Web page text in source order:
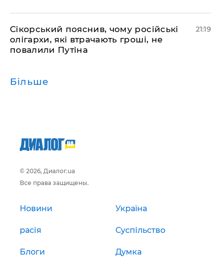
​Сікорський пояснив, чому російські
олігархи, які втрачають гроші, не
повалили Путіна
21:19
Більше
© 2026, Диалог.ua
Все права защищены.
Новини Україна
расія Суспільство
Блоги Думка